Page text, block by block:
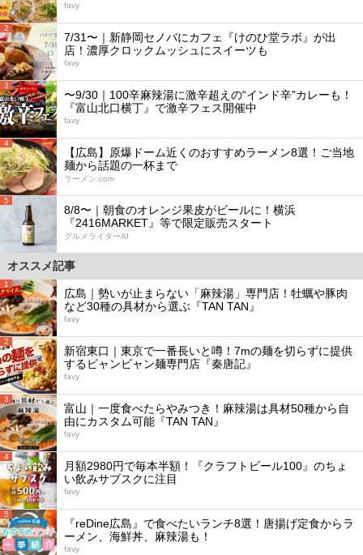
favy
2
7/31〜｜新静岡セノバにカフェ『けのひ堂ラボ』が出
店！濃厚クロックムッシュにスイーツも
favy
3
〜9/30｜100辛麻辣湯に激辛超えの“インド辛”カレーも！
『富山北口横丁』で激辛フェス開催中
favy
4
【広島】原爆ドーム近くのおすすめラーメン8選！ご当地
麺から話題の一杯まで
ラーメン.com
5
8/8〜｜朝食のオレンジ果皮がビールに！横浜
『2416MARKET』等で限定販売スタート
グルメライターAI
オススメ記事
1
広島｜勢いが止まらない「麻辣湯」専門店！牡蠣や豚肉
など30種の具材から選ぶ『TAN TAN』
favy
2
新宿東口｜東京で一番長いと噂！7mの麺を切らずに提供
するビャンビャン麺専門店『秦唐記』
favy
3
富山｜一度食べたらやみつき！麻辣湯は具材50種から自
由にカスタム可能『TAN TAN』
favy
4
月額2980円で毎本半額！『クラフトビール100』のちょ
い飲みサブスクに注目
favy
5
『reDine広島』で食べたいランチ8選！唐揚げ定食からラ
ーメン、海鮮丼、麻辣湯も！
favy